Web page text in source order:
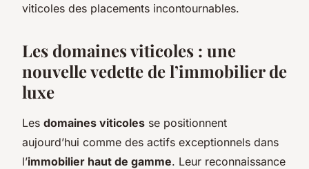
viticoles des placements incontournables.
Les domaines viticoles : une
nouvelle vedette de l’immobilier de
luxe
Les domaines viticoles se positionnent
aujourd’hui comme des actifs exceptionnels dans
l’immobilier haut de gamme. Leur reconnaissance